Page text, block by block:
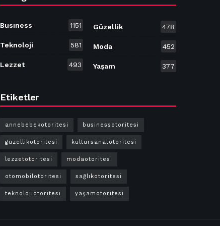
Busıness 1151
Teknoloji 581
Lezzet 493
Güzellik 478
Moda 452
Yaşam 377
Etiketler
annebebekotoritesi businessotoritesi
güzellikotoritesi kültürsanatotoritesi
lezzetotoritesi modaotoritesi
otomobilotoritesi sağlıkotoritesi
teknolojiotoritesi yaşamotoritesi